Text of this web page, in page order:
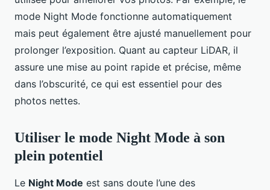
mode Night Mode fonctionne automatiquement
mais peut également être ajusté manuellement pour
prolonger l’exposition. Quant au capteur LiDAR, il
assure une mise au point rapide et précise, même
dans l’obscurité, ce qui est essentiel pour des
photos nettes.
Utiliser le mode Night Mode à son
plein potentiel
Le Night Mode est sans doute l’une des